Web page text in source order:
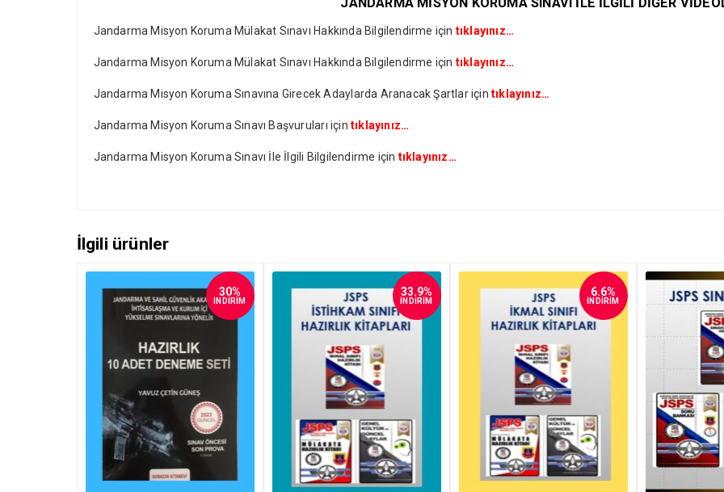
Jandarma Misyon Koruma Mülakat Sınavı Hakkında Bilgilendirme için tıklayınız…
Jandarma Misyon Koruma Mülakat Sınavı Hakkında Bilgilendirme için tıklayınız…
Jandarma Misyon Koruma Sınavına Girecek Adaylarda Aranacak Şartlar için tıklayınız…
Jandarma Misyon Koruma Sınavı Başvuruları için tıklayınız…
Jandarma Misyon Koruma Sınavı İle İlgili Bilgilendirme için tıklayınız…
İlgili ürünler
30%
İNDİRİM
33.9%
İNDİRİM
6.6%
İNDİRİM